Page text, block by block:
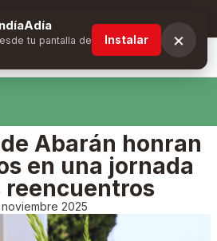
ventajas exclusivas
Abarán honran
en una jornada
reencuentros
2025
tu pantalla de
Instalar ×